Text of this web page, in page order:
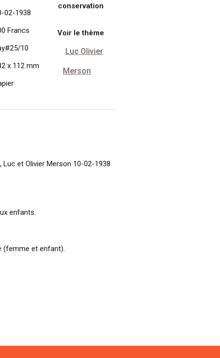
02-1938
Francs
10
x 112 mm
conservation
Voir le thème
Luc Olivier
Merson
Luc et Olivier Merson 10-02-1938
enfants.
(femme et enfant).